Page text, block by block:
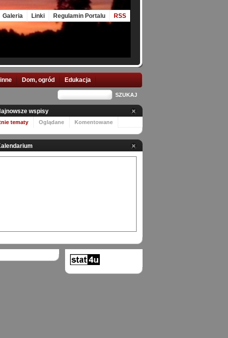
Galeria Linki Regulamin Portalu RSS
Dom, ogród Edukacja
wspisy
tematy Oglądane Komentowane